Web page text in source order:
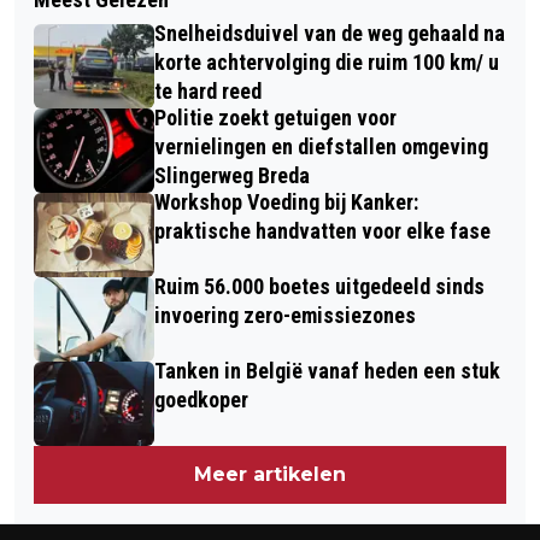
OVERBELASTING
MEETRESULTATEN LUCHTKWALITEIT
BAVEL BEKEND
Snelheidsduivel van de weg gehaald na
korte achtervolging die ruim 100 km/ u
te hard reed
Politie zoekt getuigen voor
vernielingen en diefstallen omgeving
Slingerweg Breda
Workshop Voeding bij Kanker:
praktische handvatten voor elke fase
Ruim 56.000 boetes uitgedeeld sinds
invoering zero-emissiezones
Tanken in België vanaf heden een stuk
goedkoper
Meer artikelen